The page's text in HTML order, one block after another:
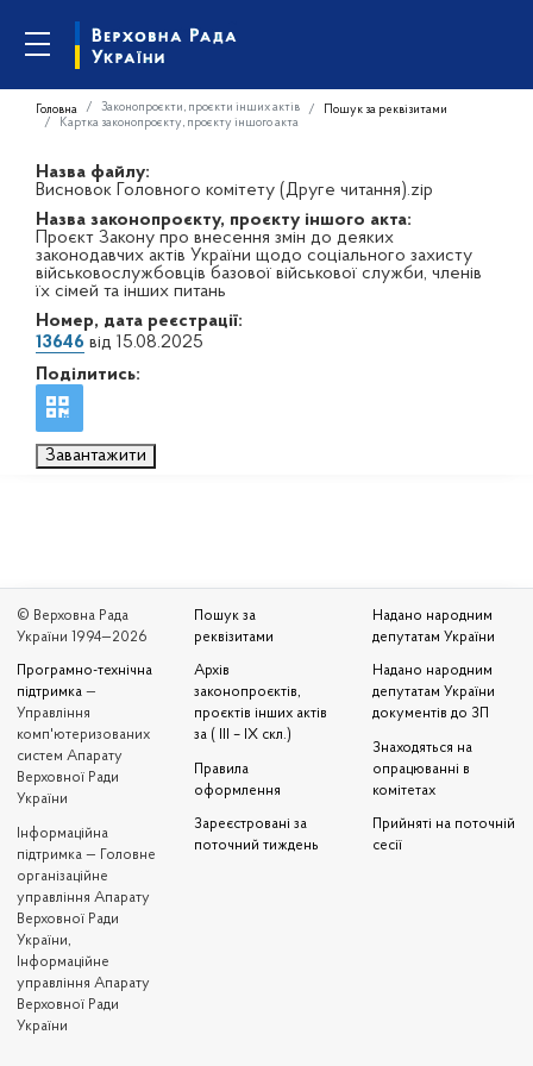
Головна Законопроєкти, проєкти інших актів
Пошук за реквізитами
Картка законопроєкту, проєкту іншого акта
Назва файлу:
Висновок Головного комітету (Друге читання).zip
Назва законопроєкту, проєкту іншого акта:
Проєкт Закону про внесення змін до деяких
законодавчих актів України щодо соціального захисту
військовослужбовців базової військової служби, членів
їх сімей та інших питань
Номер, дата реєстрації:
13646 від 15.08.2025
Поділитись:
Завантажити
© Верховна Рада
України 1994—2026
Програмно-технічна
підтримка —
Управління
комп'ютеризованих
систем Апарату
Верховної Ради
України
Iнформаційна
підтримка — Головне
організаційне
управління Апарату
Верховної Ради
України,
Інформаційне
управління Апарату
Верховної Ради
України
Пошук за
реквізитами
Архів
законопроєктів,
проєктів інших актів
за ( III – IX скл.)
Правила
оформлення
Зареєстровані за
поточний тиждень
Надано народним
депутатам України
Надано народним
депутатам України
документів до ЗП
Знаходяться на
опрацюванні в
комітетах
Прийняті на поточній
сесії